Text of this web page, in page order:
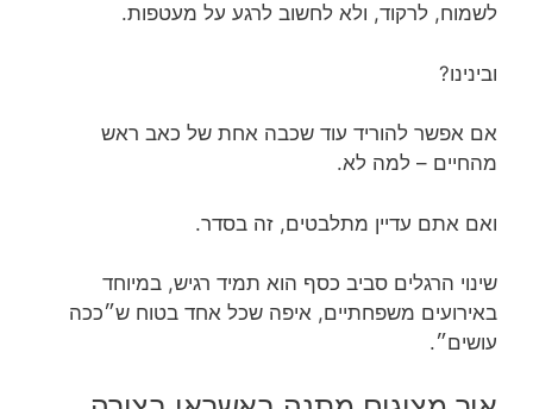
לשמוח, לרקוד, ולא לחשוב לרגע על מעטפות.
ובינינו?
אם אפשר להוריד עוד שכבה אחת של כאב ראש
מהחיים – למה לא.
ואם אתם עדיין מתלבטים, זה בסדר.
שינוי הרגלים סביב כסף הוא תמיד רגיש, במיוחד
באירועים משפחתיים, איפה שכל אחד בטוח ש״ככה
עושים״.